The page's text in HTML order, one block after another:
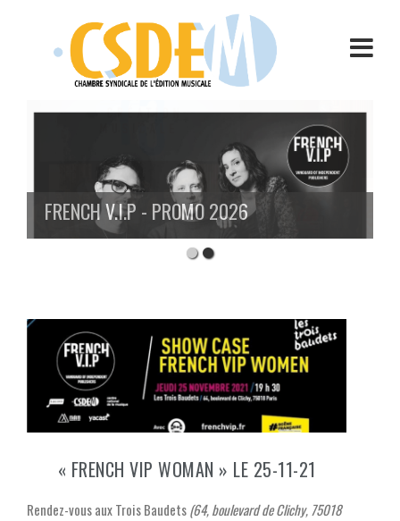
FRENCH V.I.P - PROMO 2026
« FRENCH VIP WOMAN » LE 25-11-21
Rendez-vous aux Trois Baudets(64, boulevard de Clichy, 75018